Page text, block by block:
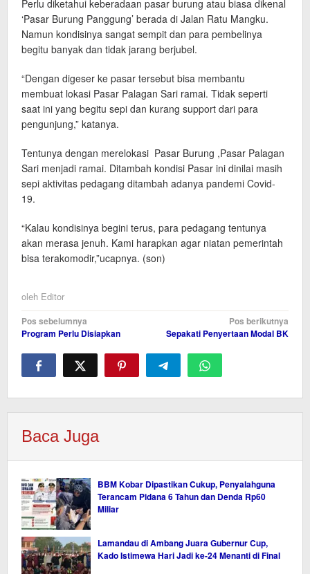
Perlu diketahui keberadaan pasar burung atau biasa dikenal
‘Pasar Burung Panggung’ berada di Jalan Ratu Mangku.
Namun kondisinya sangat sempit dan para pembelinya
begitu banyak dan tidak jarang berjubel.
“Dengan digeser ke pasar tersebut bisa membantu
membuat lokasi Pasar Palagan Sari ramai. Tidak seperti
saat ini yang begitu sepi dan kurang support dari para
pengunjung,” katanya.
Tentunya dengan merelokasi Pasar Burung ,Pasar Palagan
Sari menjadi ramai. Ditambah kondisi Pasar ini dinilai masih
sepi aktivitas pedagang ditambah adanya pandemi Covid-
19.
“Kalau kondisinya begini terus, para pedagang tentunya
akan merasa jenuh. Kami harapkan agar niatan pemerintah
bisa terakomodir,”ucapnya. (son)
oleh Editor
Navigasi
pos
Pos sebelumnya
Program Perlu Disiapkan
Pos berikutnya
Sepakati Penyertaan Modal BK
Baca Juga
BBM Kobar Dipastikan Cukup, Penyalahguna
Terancam Pidana 6 Tahun dan Denda Rp60
Miliar
Lamandau di Ambang Juara Gubernur Cup,
Kado Istimewa Hari Jadi ke-24 Menanti di Final